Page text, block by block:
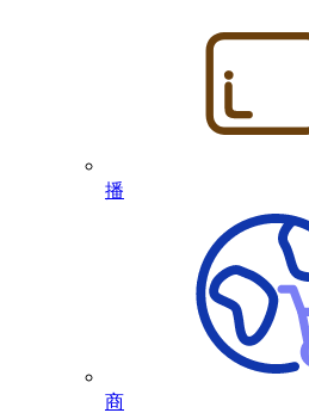
播
商